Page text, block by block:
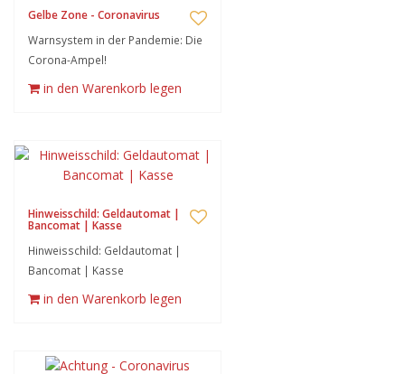
Gelbe Zone - Coronavirus
Warnsystem in der Pandemie: Die
Corona-Ampel!
in den Warenkorb legen
Hinweisschild: Geldautomat |
Bancomat | Kasse
Hinweisschild: Geldautomat |
Bancomat | Kasse
in den Warenkorb legen